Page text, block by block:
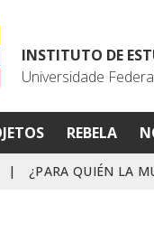
INSTITUTO DE
Universidade
REBELA
| ¿PARA QUIÉN LA